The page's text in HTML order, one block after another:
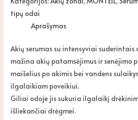
tipų odai
Aprašymas
Akių serumas su intensyviai
mažina akių patamsėjimus ir senėjimo
maišelius po akimis bei vandens
ilgalaikiam poveikiui.
Giliai odoje jis sukuria ilgalaikį
išliekančiai drėgmei.